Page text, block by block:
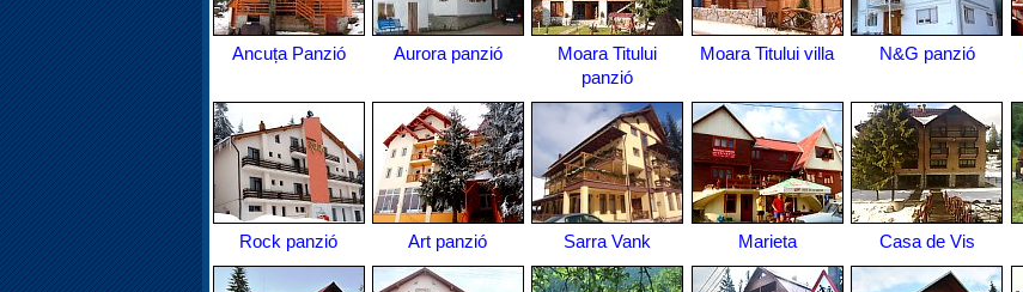
Ancuța Panzió Aurora panzió
Moara Titului
panzió
Moara Titului villa N&G panzió
Rock panzió Art panzió Sarra Vank Marieta Casa de Vis